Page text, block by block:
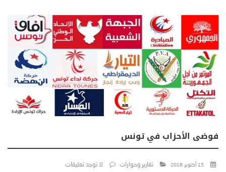
فوضى الأحزاب في تونس
15 أكتوبر، 2018 تقارير وحوارات لا توجد تعليقات